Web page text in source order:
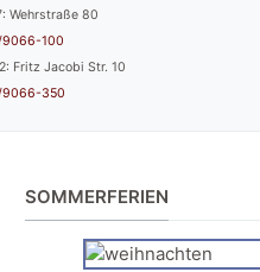
Wehrstraße 80
100
Fritz Jacobi Str. 10
350
SOMMERFERIEN